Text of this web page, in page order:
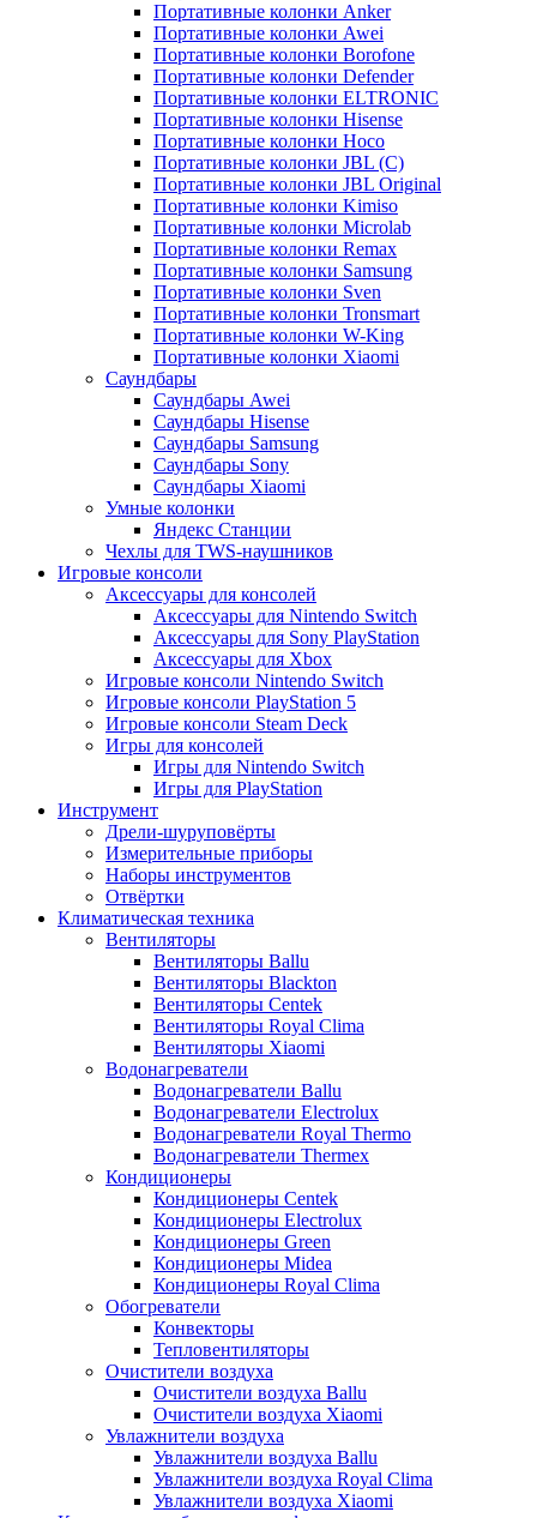
Портативные колонки Anker
Портативные колонки Awei
Портативные колонки Borofone
Портативные колонки Defender
Портативные колонки ELTRONIC
Портативные колонки Hisense
Портативные колонки Hoco
Портативные колонки JBL (C)
Портативные колонки JBL Original
Портативные колонки Kimiso
Портативные колонки Microlab
Портативные колонки Remax
Портативные колонки Samsung
Портативные колонки Sven
Портативные колонки Tronsmart
Портативные колонки W-King
Портативные колонки Xiaomi
Саундбары
Саундбары Awei
Саундбары Hisense
Саундбары Samsung
Саундбары Sony
Саундбары Xiaomi
Умные колонки
Яндекс Станции
Чехлы для TWS-наушников
Игровые консоли
Аксессуары для консолей
Аксессуары для Nintendo Switch
Аксессуары для Sony PlayStation
Аксессуары для Xbox
Игровые консоли Nintendo Switch
Игровые консоли PlayStation 5
Игровые консоли Steam Deck
Игры для консолей
Игры для Nintendo Switch
Игры для PlayStation
Инструмент
Дрели-шуруповёрты
Измерительные приборы
Наборы инструментов
Отвёртки
Климатическая техника
Вентиляторы
Вентиляторы Ballu
Вентиляторы Blackton
Вентиляторы Centek
Вентиляторы Royal Clima
Вентиляторы Xiaomi
Водонагреватели
Водонагреватели Ballu
Водонагреватели Electrolux
Водонагреватели Royal Thermo
Водонагреватели Thermex
Кондиционеры
Кондиционеры Centek
Кондиционеры Electrolux
Кондиционеры Green
Кондиционеры Midea
Кондиционеры Royal Clima
Обогреватели
Конвекторы
Тепловентиляторы
Очистители воздуха
Очистители воздуха Ballu
Очистители воздуха Xiaomi
Увлажнители воздуха
Увлажнители воздуха Ballu
Увлажнители воздуха Royal Clima
Увлажнители воздуха Xiaomi